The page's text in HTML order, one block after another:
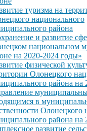
туризма на
национального
района
и развитие
национальном
на 2020-2024 годы»
физической
Олонецкого
района на
в
Олонецкого
района на
развитие